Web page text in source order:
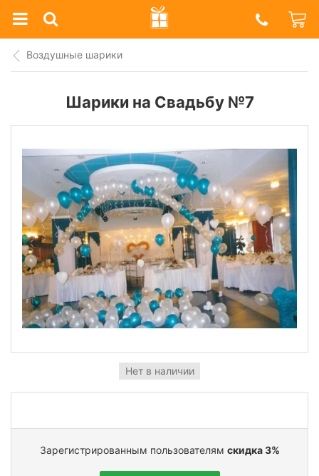
Prazdnik
Shop
Воздушные шарики
Шарики на Свадьбу №7
Нет в наличии
Зарегистрированным пользователям скидка 3%